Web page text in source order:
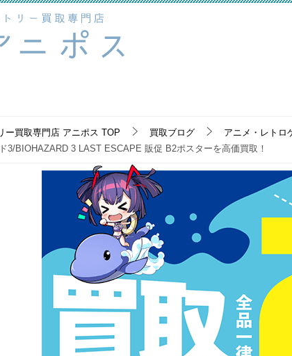
ー買取専門店 アニポス TOP 買取ブログ
アニメ・レトロ
3/BIOHAZARD 3 LAST ESCAPE 販促 B2ポスターを高価買取！